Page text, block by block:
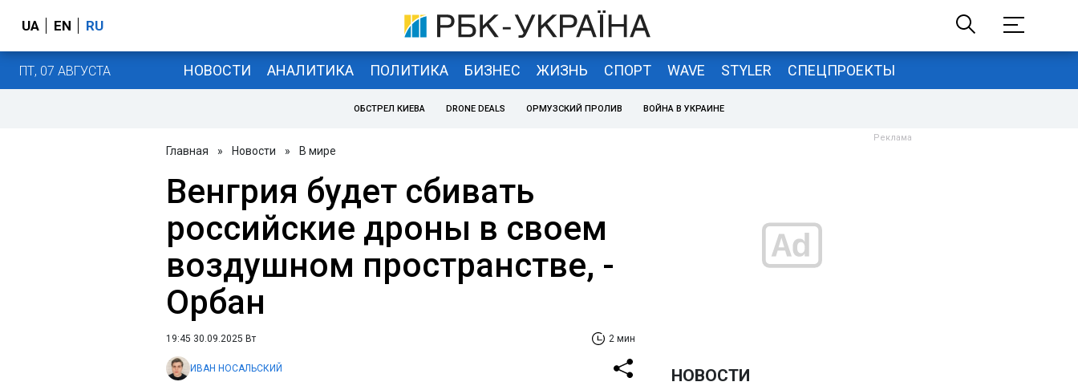
UA EN RU
ПТ, 07 АВГУСТА НОВОСТИ АНАЛИТИКА ПОЛИТИКА БИЗНЕС ЖИЗНЬ СПОРТ WAVE STYLER СПЕЦПРОЕКТЫ
ОБСТРЕЛ КИЕВА DRONE DEALS ОРМУЗСКИЙ ПРОЛИВ ВОЙНА В УКРАИНЕ
Главная » Новости » В мире
Венгрия будет сбивать
российские дроны в своем
воздушном пространстве, -
Орбан
19:45 30.09.2025 Вт 2 мин
ИВАН НОСАЛЬСКИЙ НОВОСТИ